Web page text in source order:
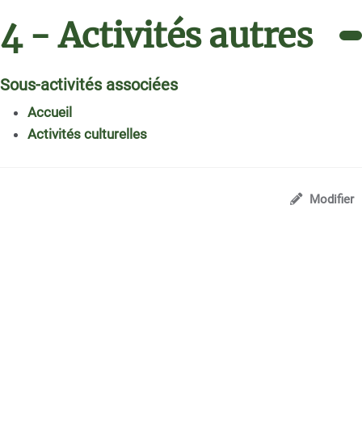
4 - Activités autres
Sous-activités associées
Accueil
Activités culturelles
Modifier